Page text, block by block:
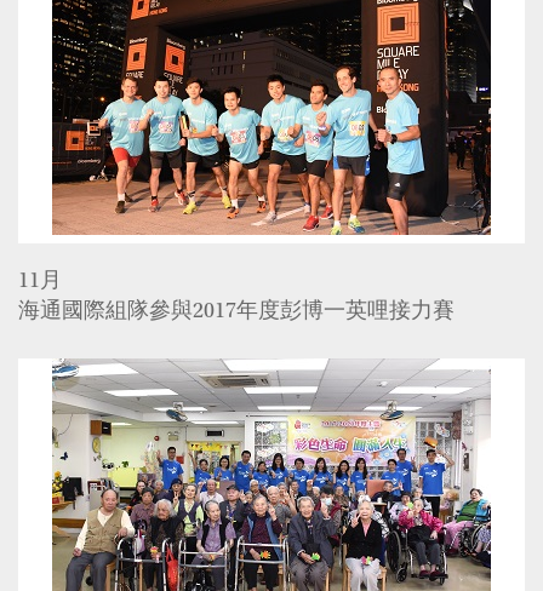
11月
海通國際組隊參與2017年度彭博一英哩接力賽